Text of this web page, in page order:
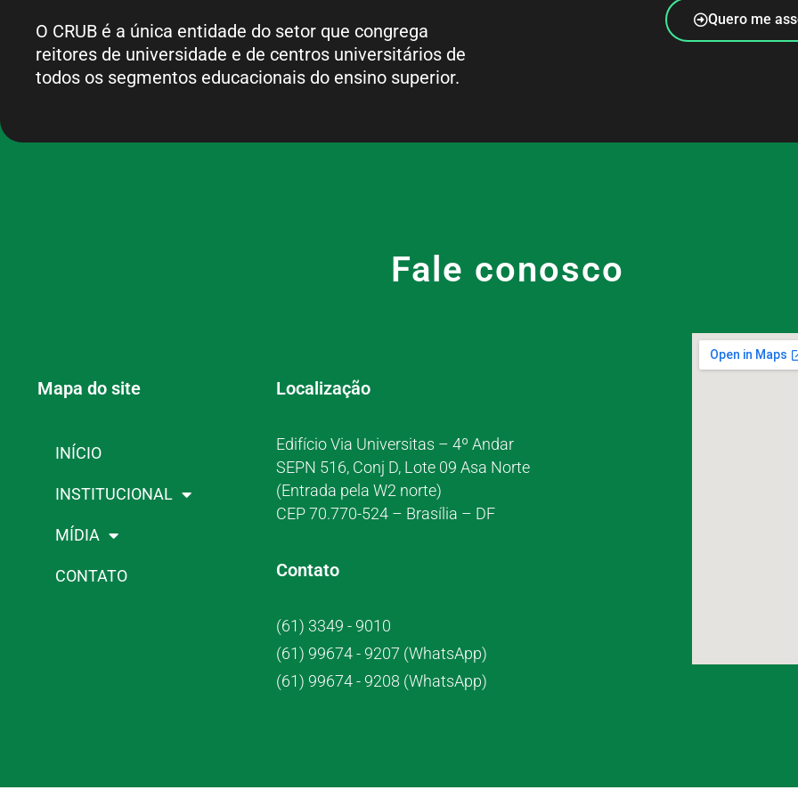
O CRUB é a única entidade do setor que congrega
reitores de universidade e de centros universitários de
todos os segmentos educacionais do ensino superior.
Quero me
Fale conosco
Mapa do site
INÍCIO
INSTITUCIONAL
MÍDIA
CONTATO
Localização
Edifício Via Universitas – 4º Andar
SEPN 516, Conj D, Lote 09 Asa Norte
(Entrada pela W2 norte)
CEP 70.770-524 – Brasília – DF
Contato
(61) 3349 - 9010
(61) 99674 - 9207 (WhatsApp)
(61) 99674 - 9208 (WhatsApp)